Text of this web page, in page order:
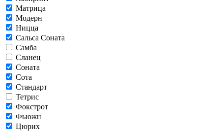
Матрица
Модерн
Ницца
Сальса Соната
Самба
Сланец
Соната
Сота
Стандарт
Тетрис
Фокстрот
Фьюжн
Цюрих